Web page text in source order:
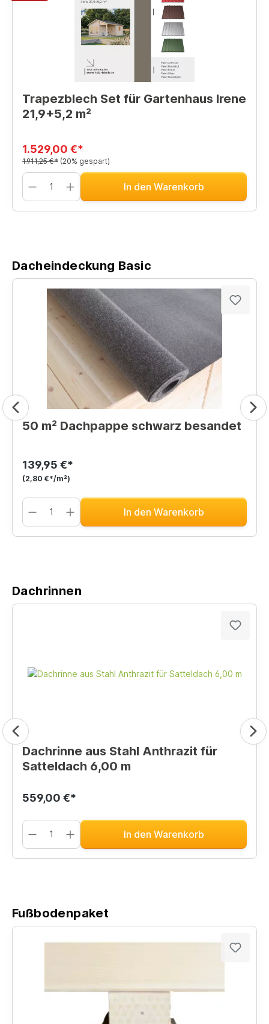
Trapezblech Set für Gartenhaus Irene
21,9+5,2 m²
1.529,00 €*
1.911,25 €* (20% gespart)
In den Warenkorb
Dacheindeckung Basic
50 m² Dachpappe schwarz besandet
139,95 €*
(2,80 €*/m²)
In den Warenkorb
Dachrinnen
Dachrinne aus Stahl Anthrazit für
Satteldach 6,00 m
559,00 €*
In den Warenkorb
Fußbodenpaket